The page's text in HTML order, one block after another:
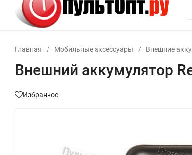
Главная / Мобильные аксессуары / Внешние
Внешний аккумулятор
Избранное